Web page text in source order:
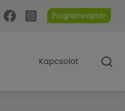
Programnaptár
Kapcsolat